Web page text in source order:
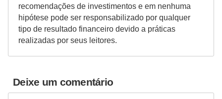
recomendações de investimentos e em nenhuma
hipótese pode ser responsabilizado por qualquer
tipo de resultado financeiro devido a práticas
realizadas por seus leitores.
Deixe um comentário
g
r
a
m
s